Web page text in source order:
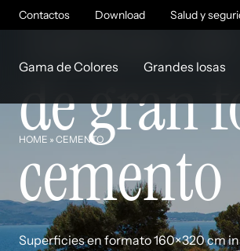
Contactos Download Salud y
Gama de Colores Grandes losas
HOME » CEMENTO
Tablas
de gran
cemento
Superficies en formato 160×320 cm